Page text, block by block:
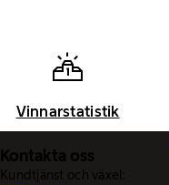
Vinnarstatistik
Kontakta oss
Kundtjänst och växel: